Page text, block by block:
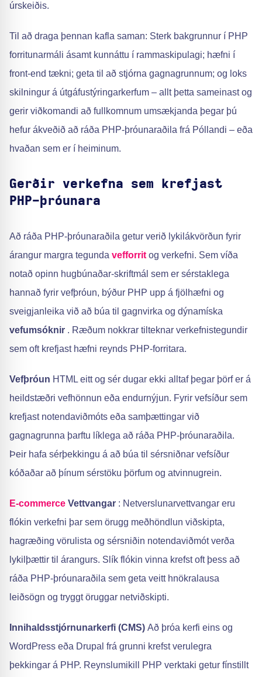
úrskeiðis.
Til að draga þennan kafla saman: Sterk bakgrunnur í PHP
forritunarmáli ásamt kunnáttu í rammaskipulagi; hæfni í
front-end tækni; geta til að stjórna gagnagrunnum; og loks
skilningur á útgáfustýringarkerfum – allt þetta sameinast og
gerir viðkomandi að fullkomnum umsækjanda þegar þú
hefur ákveðið að ráða PHP-þróunaraðila frá Póllandi – eða
hvaðan sem er í heiminum.
Gerðir verkefna sem krefjast
PHP-þróunara
Að ráða PHP-þróunaraðila getur verið lykilákvörðun fyrir
árangur margra tegunda vefforrit og verkefni. Sem víða
notað opinn hugbúnaðar-skriftmál sem er sérstaklega
hannað fyrir vefþróun, býður PHP upp á fjölhæfni og
sveigjanleika við að búa til gagnvirka og dýnamíska
vefumsóknir . Ræðum nokkrar tilteknar verkefnistegundir
sem oft krefjast hæfni reynds PHP-forritara.
Vefþróun HTML eitt og sér dugar ekki alltaf þegar þörf er á
heildstæðri vefhönnun eða endurnýjun. Fyrir vefsíður sem
krefjast notendaviðmóts eða samþættingar við
gagnagrunna þarftu líklega að ráða PHP-þróunaraðila.
Þeir hafa sérþekkingu á að búa til sérsniðnar vefsíður
kóðaðar að þínum sérstöku þörfum og atvinnugrein.
E-commerce Vettvangar : Netverslunarvettvangar eru
flókin verkefni þar sem örugg meðhöndlun viðskipta,
hagræðing vörulista og sérsniðin notendaviðmót verða
lykilþættir til árangurs. Slík flókin vinna krefst oft þess að
ráða PHP-þróunaraðila sem geta veitt hnökralausa
leiðsögn og tryggt öruggar netviðskipti.
Innihaldsstjórnunarkerfi (CMS) Að þróa kerfi eins og
WordPress eða Drupal frá grunni krefst verulegra
þekkingar á PHP. Reynslumikill PHP verktaki getur fínstillt